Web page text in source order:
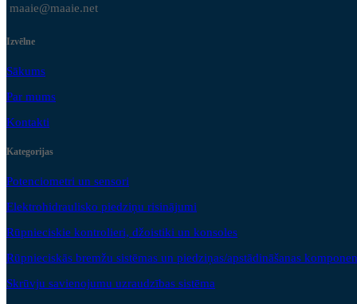
maaie@maaie.net
Izvēlne
Sākums
Par mums
Kontakti
Kategorijas
Potenciometri un sensori
Elektrohidraulisko piedziņu risinājumi
Rūpnieciskie kontrolieri, džoistiki un konsoles
Rūpnieciskās bremžu sistēmas un piedziņas/apstādināšanas
Skrūvju savienojumu uzraudzības sistēma